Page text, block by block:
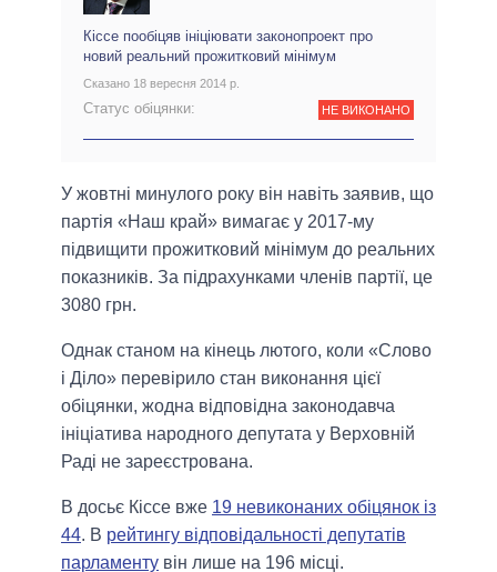
Кіссе пообіцяв ініціювати законопроект про
новий реальний прожитковий мінімум
Сказано 18 вересня 2014 р.
Статус обіцянки: НЕ ВИКОНАНО
У жовтні минулого року він навіть заявив, що
партія «Наш край» вимагає у 2017-му
підвищити прожитковий мінімум до реальних
показників. За підрахунками членів партії, це
3080 грн.
Однак станом на кінець лютого, коли «Слово
і Діло» перевірило стан виконання цієї
обіцянки, жодна відповідна законодавча
ініціатива народного депутата у Верховній
Раді не зареєстрована.
В досьє Кіссе вже 19 невиконаних обіцянок із
44. В рейтингу відповідальності депутатів
парламенту він лише на 196 місці.